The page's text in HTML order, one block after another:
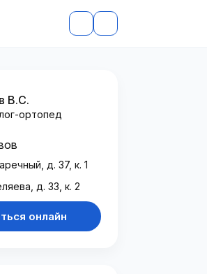
В.С.
ортопед
д. 37, к. 1
д. 33, к. 2
онлайн